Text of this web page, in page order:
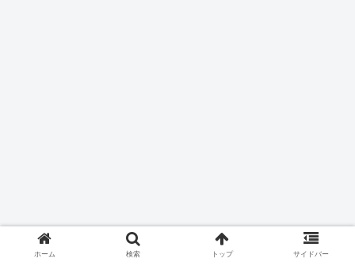
ホーム 検索 トップ サイドバー